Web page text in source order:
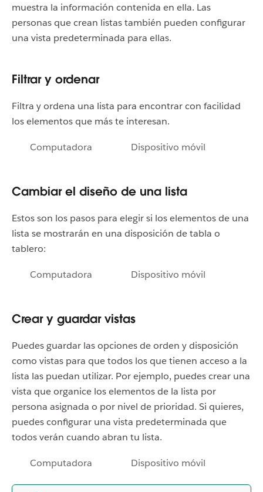
muestra la información contenida en ella. Las
personas que crean listas también pueden configurar
una vista predeterminada para ellas.
Filtrar y ordenar
Filtra y ordena una lista para encontrar con facilidad
los elementos que más te interesan.
Computadora Dispositivo móvil
Cambiar el diseño de una lista
Estos son los pasos para elegir si los elementos de una
lista se mostrarán en una disposición de tabla o
tablero:
Computadora Dispositivo móvil
Crear y guardar vistas
Puedes guardar las opciones de orden y disposición
como vistas para que todos los que tienen acceso a la
lista las puedan utilizar. Por ejemplo, puedes crear una
vista que organice los elementos de la lista por
persona asignada o por nivel de prioridad. Si quieres,
puedes configurar una vista predeterminada que
todos verán cuando abran tu lista.
Computadora Dispositivo móvil